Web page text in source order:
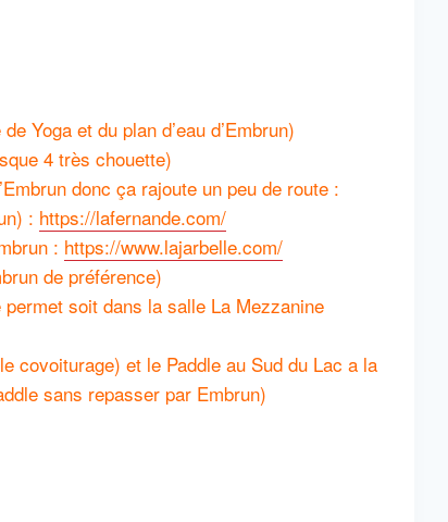
Yoga et du plan d’eau d’Embrun)
4 très chouette)
donc ça rajoute un peu de route :
: https://lafernande.com/
: https://www.lajarbelle.com/
de préférence)
soit dans la salle La Mezzanine
covoiturage) et le Paddle au Sud du Lac a la
sans repasser par Embrun)